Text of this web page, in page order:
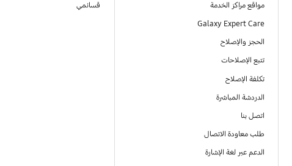
مواقع مراكز الخدمة
Galaxy Expert Care
الحجز والإصلاح
تتبع الإصلاحات
تكلفة الإصلاح
الدردشة المباشرة
اتصل بنا
طلب معاودة الاتصال
الدعم عبر لغة الإشارة
قسائمي